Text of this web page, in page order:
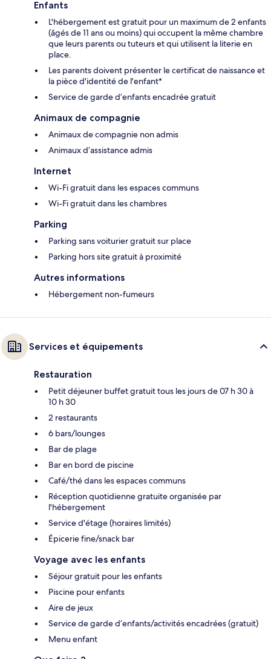
Enfants
L'hébergement est gratuit pour un maximum de 2 enfants
(âgés de 11 ans ou moins) qui occupent la même chambre
que leurs parents ou tuteurs et qui utilisent la literie en
place.
Les parents doivent présenter le certificat de naissance et
la pièce d'identité de l'enfant*
Service de garde d’enfants encadrée gratuit
Animaux de compagnie
Animaux de compagnie non admis
Animaux d’assistance admis
Internet
Wi-Fi gratuit dans les espaces communs
Wi-Fi gratuit dans les chambres
Parking
Parking sans voiturier gratuit sur place
Parking hors site gratuit à proximité
Autres informations
Hébergement non-fumeurs
Services et équipements
Restauration
Petit déjeuner buffet gratuit tous les jours de 07 h 30 à
10 h 30
2 restaurants
6 bars/lounges
Bar de plage
Bar en bord de piscine
Café/thé dans les espaces communs
Réception quotidienne gratuite organisée par
l'hébergement
Service d'étage (horaires limités)
Épicerie fine/snack bar
Voyage avec les enfants
Séjour gratuit pour les enfants
Piscine pour enfants
Aire de jeux
Service de garde d’enfants/activités encadrées (gratuit)
Menu enfant